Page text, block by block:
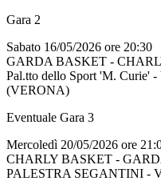
Gara 2
Sabato 16/05/2026 ore 20:30
GARDA BASKET -
Pal.tto dello Sport 'M. Curie'
(VERONA)
Eventuale Gara 3
Mercoledì 20/05/2026 ore
CHARLY BASKET -
PALESTRA SEGANTINI -